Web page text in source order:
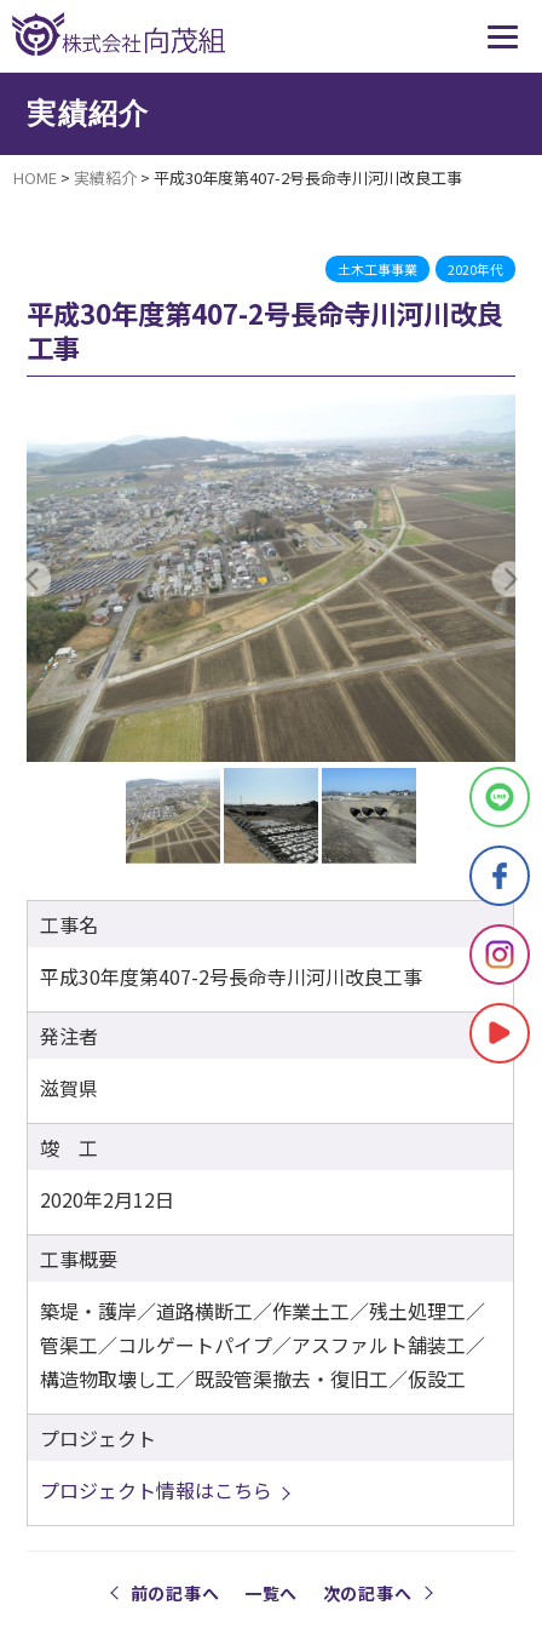
実績紹介
HOME > 実績紹介 >平成30年度第407-2号長命寺川河川改良工事
土木工事事業 2020年代
平成30年度第407-2号長命寺川河川改良
工事
工事名
平成30年度第407-2号長命寺川河川改良工事
発注者
滋賀県
竣 工
2020年2月12日
工事概要
築堤・護岸／道路横断工／作業土工／残土処理工／
管渠工／コルゲートパイプ／アスファルト舗装工／
構造物取壊し工／既設管渠撤去・復旧工／仮設工
プロジェクト
プロジェクト情報はこちら
前の記事へ 一覧へ 次の記事へ